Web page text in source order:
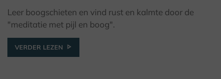
Leer boogschieten en vind rust en kalmte door de
"meditatie met pijl en boog".
VERDER LEZEN